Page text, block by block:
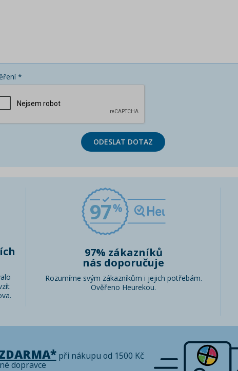
*
ODESLAT DOTAZ
97
97% zákazníků
nás doporučuje
Rozumíme svým zákazníkům i jejich potřebám.
Ověřeno Heurekou.
při nákupu od 1500 Kč
dopravce